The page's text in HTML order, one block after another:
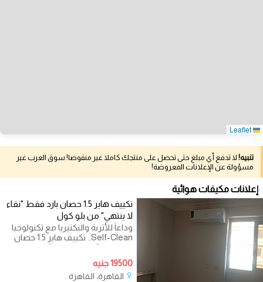
تنبيه! لا تدفع أي مبلغ حتى تحصل على منتجك كاملا غير منقوصا! سوق العرب غير
مسؤولة عن الإعلانات المعروضة!
إعلانات مكيفات هوائية
تكييف هاير 1.5 حصان بارد فقط "نقاء
لا ينتهي" من بلو كول
وداعاً للأتربة والبكتيريا مع تكنولوجيا
Self-Clean.. تكييف هاير 1.5 حصان
بارد فقط "نقاء لا ينتهي" من بلو
19500 جنيه
القاهرة، القاهرة